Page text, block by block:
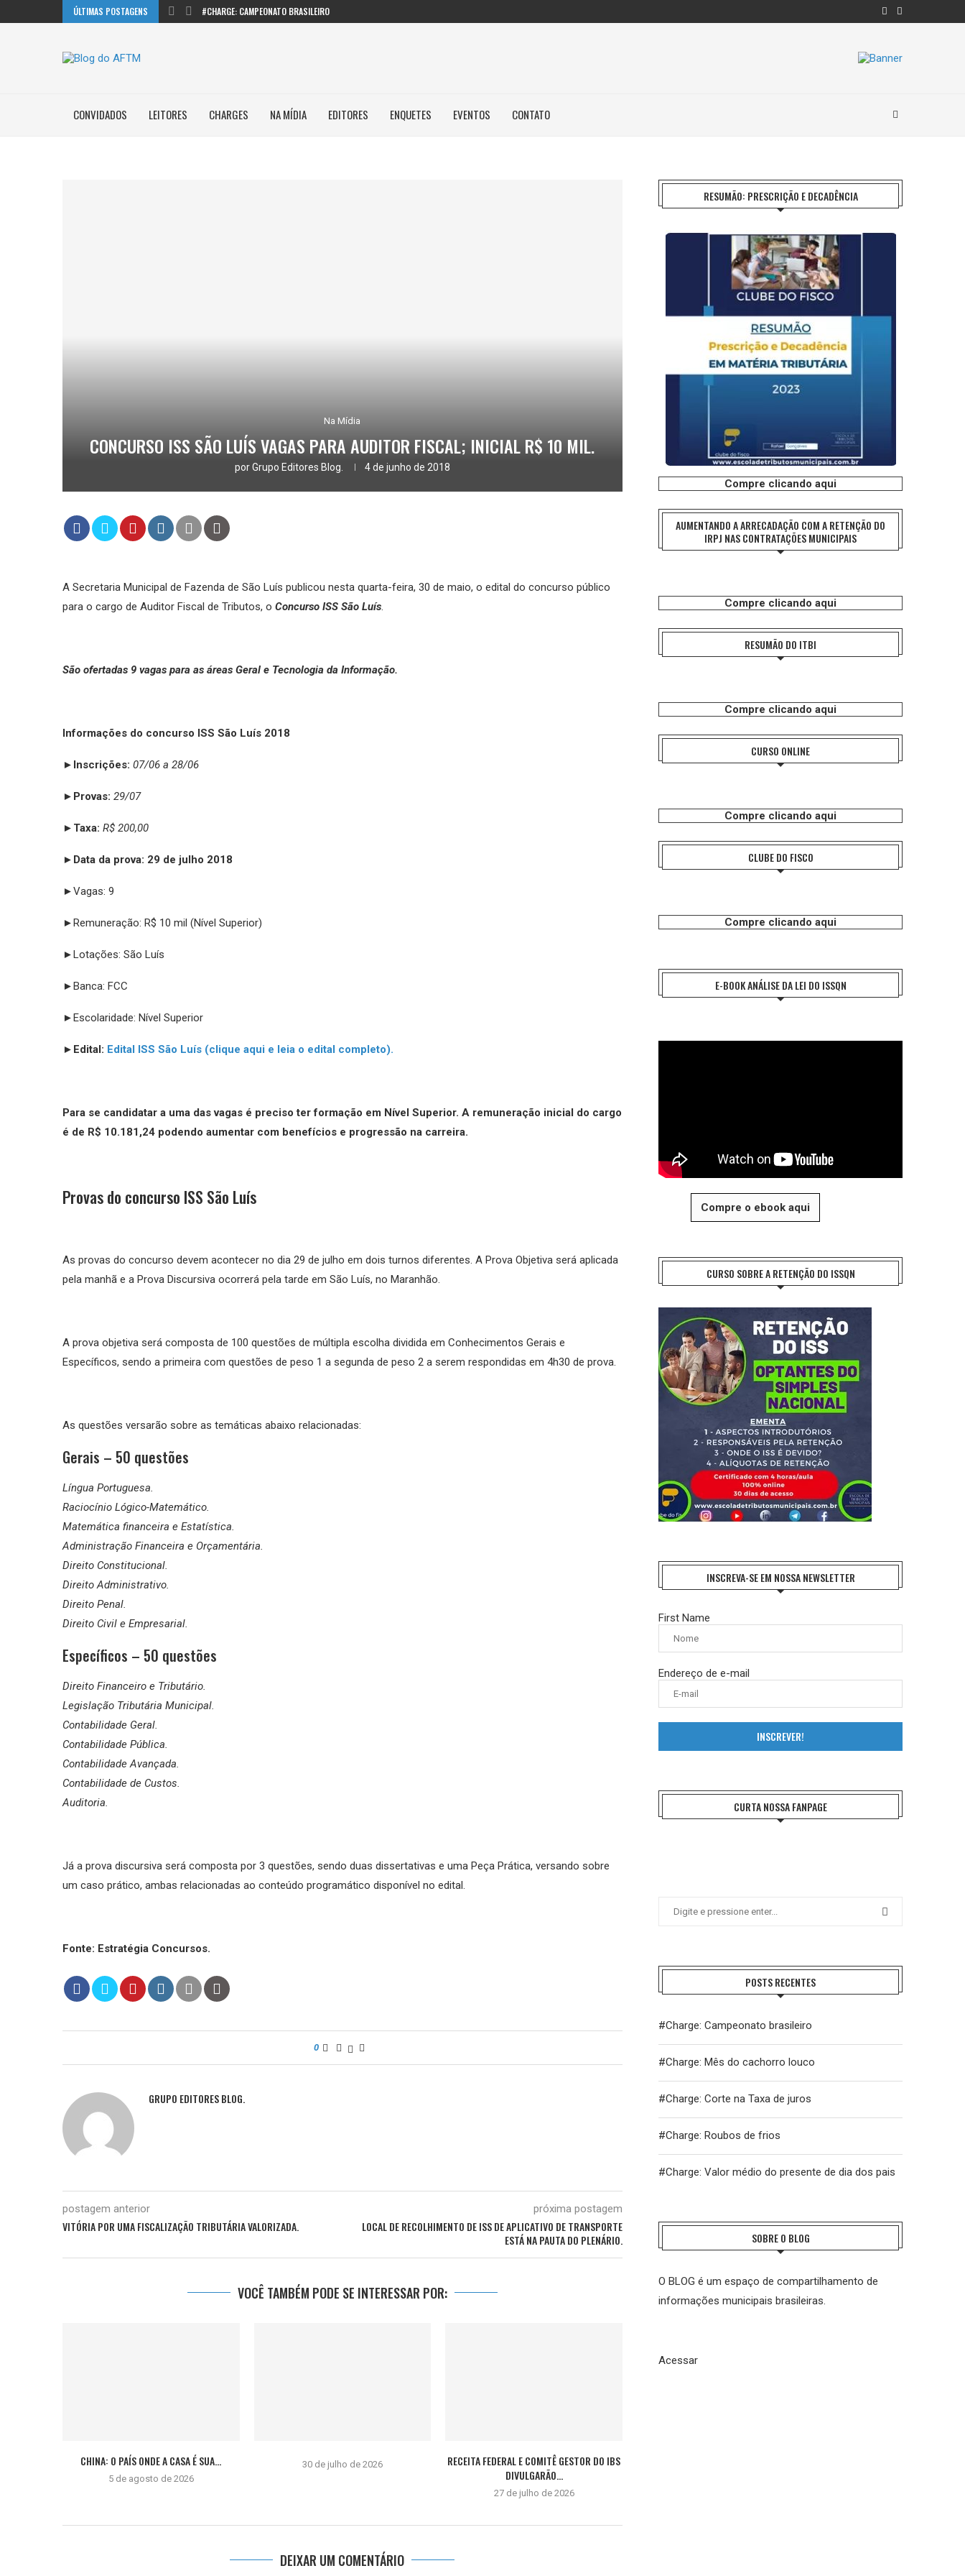
ÚLTIMAS POSTAGENS #CHARGE: CAMPEONATO BRASILEIRO
CONVIDADOS LEITORES CHARGES NA MÍDIA EDITORES ENQUETES EVENTOS CONTATO
Na Mídia
CONCURSO ISS SÃO LUÍS VAGAS PARA AUDITOR FISCAL; INICIAL R$ 10 MIL.
porGrupo Editores Blog. 4 de junho de 2018
A Secretaria Municipal de Fazenda de São Luís publicou nesta quarta-feira, 30 de maio, o edital do concurso público
para o cargo de Auditor Fiscal de Tributos, o Concurso ISS São Luís.
São ofertadas 9 vagas para as áreas Geral e Tecnologia da Informação.
Informações do concurso ISS São Luís 2018
►Inscrições: 07/06 a 28/06
►Provas: 29/07
►Taxa: R$ 200,00
► Data da prova: 29 de julho 2018
►Vagas: 9
►Remuneração: R$ 10 mil (Nível Superior)
►Lotações: São Luís
►Banca: FCC
►Escolaridade: Nível Superior
► Edital: Edital ISS São Luís (clique aqui e leia o edital completo).
Para se candidatar a uma das vagas é preciso ter formação em Nível Superior. A remuneração inicial do cargo
é de R$ 10.181,24 podendo aumentar com benefícios e progressão na carreira.
Provas do concurso ISS São Luís
As provas do concurso devem acontecer no dia 29 de julho em dois turnos diferentes. A Prova Objetiva será aplicada
pela manhã e a Prova Discursiva ocorrerá pela tarde em São Luís, no Maranhão.
A prova objetiva será composta de 100 questões de múltipla escolha dividida em Conhecimentos Gerais e
Específicos, sendo a primeira com questões de peso 1 a segunda de peso 2 a serem respondidas em 4h30 de prova.
As questões versarão sobre as temáticas abaixo relacionadas:
Gerais – 50 questões
Língua Portuguesa.
Raciocínio Lógico-Matemático.
Matemática financeira e Estatística.
Administração Financeira e Orçamentária.
Direito Constitucional.
Direito Administrativo.
Direito Penal.
Direito Civil e Empresarial.
Específicos – 50 questões
Direito Financeiro e Tributário.
Legislação Tributária Municipal.
Contabilidade Geral.
Contabilidade Pública.
Contabilidade Avançada.
Contabilidade de Custos.
Auditoria.
Já a prova discursiva será composta por 3 questões, sendo duas dissertativas e uma Peça Prática, versando sobre
um caso prático, ambas relacionadas ao conteúdo programático disponível no edital.
Fonte: Estratégia Concursos.
0
GRUPO EDITORES BLOG.
postagem anterior
VITÓRIA POR UMA FISCALIZAÇÃO TRIBUTÁRIA VALORIZADA.
próxima postagem
LOCAL DE RECOLHIMENTO DE ISS DE APLICATIVO DE TRANSPORTE
ESTÁ NA PAUTA DO PLENÁRIO.
VOCÊ TAMBÉM PODE SE INTERESSAR POR:
CHINA: O PAÍS ONDE A CASA É SUA...
5 de agosto de 2026
30 de julho de 2026
RECEITA FEDERAL E COMITÊ GESTOR DO IBS
DIVULGARÃO...
27 de julho de 2026
DEIXAR UM COMENTÁRIO
RESUMÃO: PRESCRIÇÃO E DECADÊNCIA
Compre clicando aqui
AUMENTANDO A ARRECADAÇÃO COM A RETENÇÃO DO
IRPJ NAS CONTRATAÇÕES MUNICIPAIS
Compre clicando aqui
RESUMÃO DO ITBI
Compre clicando aqui
CURSO ONLINE
Compre clicando aqui
CLUBE DO FISCO
Compre clicando aqui
E-BOOK ANÁLISE DA LEI DO ISSQN
Compre o ebook aqui
CURSO SOBRE A RETENÇÃO DO ISSQN
INSCREVA-SE EM NOSSA NEWSLETTER
First Name
Endereço de e-mail
INSCREVER!
CURTA NOSSA FANPAGE
POSTS RECENTES
#Charge: Campeonato brasileiro
#Charge: Mês do cachorro louco
#Charge: Corte na Taxa de juros
#Charge: Roubos de frios
#Charge: Valor médio do presente de dia dos pais
SOBRE O BLOG
O BLOG é um espaço de compartilhamento de
informações municipais brasileiras.
Acessar